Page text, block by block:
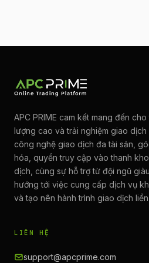
APC PRIME cam kết mang đến
lượng cao và trải nghiệm giao
công nghệ giao dịch đa tài sản,
hóa, quyền truy cập vào thanh
dịch, cùng sự hỗ trợ từ đội ngũ
hướng tới việc cung cấp dịch vụ
và tạo nên hành trình giao dịch liền
LIÊN HỆ
support@apcprime.com